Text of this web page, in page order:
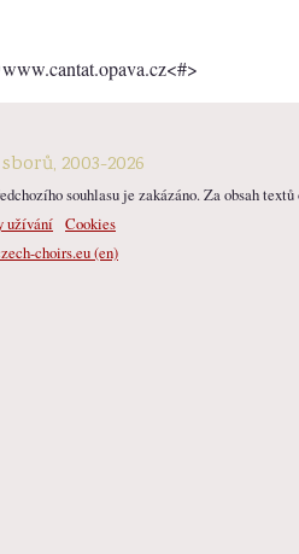
2003-2026
souhlasu je zakázáno. Za obsah
užívání Cookies
choirs.eu (en)